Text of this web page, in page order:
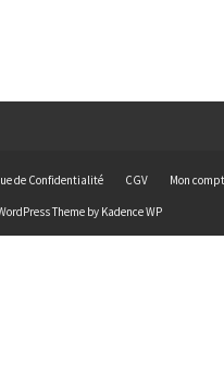
de Confidentialité CGV Mon
Theme by Kadence WP